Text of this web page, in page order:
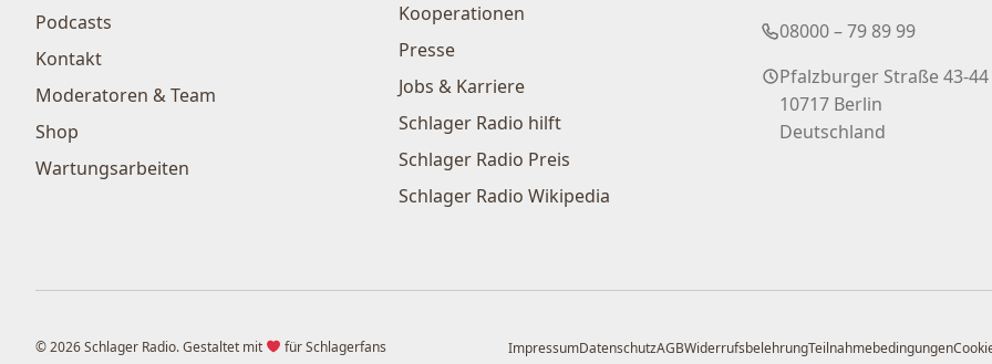
Podcasts
Kontakt
Moderatoren & Team
Shop
Wartungsarbeiten
Kooperationen
Presse
Jobs & Karriere
Schlager Radio hilft
Schlager Radio Preis
Schlager Radio Wikipedia
08000 – 79 89 99
Pfalzburger Straße 43-44
10717 Berlin
Deutschland
© 2026 Schlager Radio. Gestaltet mit für Schlagerfans ImpressumDatenschutzAGBWiderrufsbelehrungTeilnahmebedingungen